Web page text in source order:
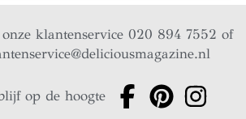
klantenservice 020 894 7552 of
op de hoogte